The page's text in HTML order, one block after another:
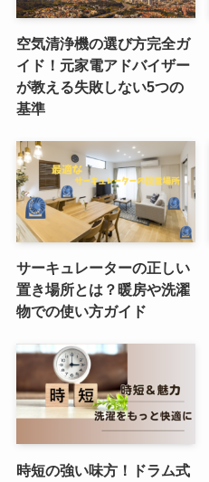
空気清浄機の選び方完全ガ
イド！元家電アドバイザー
が教える失敗しない5つの
基準
サーキュレーターの正しい
置き場所とは？暖房や洗濯
物での使い方ガイド
時短の強い味方！ドラム式